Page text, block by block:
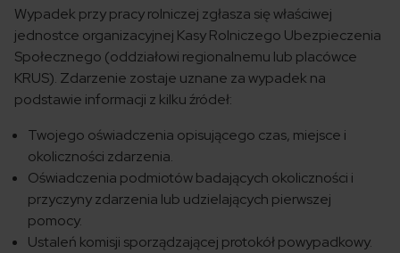
Wypadek przy pracy rolniczej zgłasza się właściwej
jednostce organizacyjnej Kasy Rolniczego Ubezpieczenia
Społecznego (oddziałowi regionalnemu lub placówce
KRUS). Zdarzenie zostaje uznane za wypadek na
podstawie informacji z kilku źródeł:
Twojego oświadczenia opisującego czas, miejsce i
okoliczności zdarzenia.
Oświadczenia podmiotów badających okoliczności i
przyczyny zdarzenia lub udzielających pierwszej
pomocy.
Ustaleń komisji sporządzającej protokół powypadkowy.